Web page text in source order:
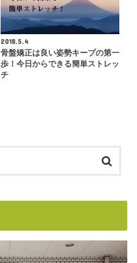
2018.5.4
骨盤矯正は良い姿勢キープの第一
歩！今日からできる簡単ストレッ
チ